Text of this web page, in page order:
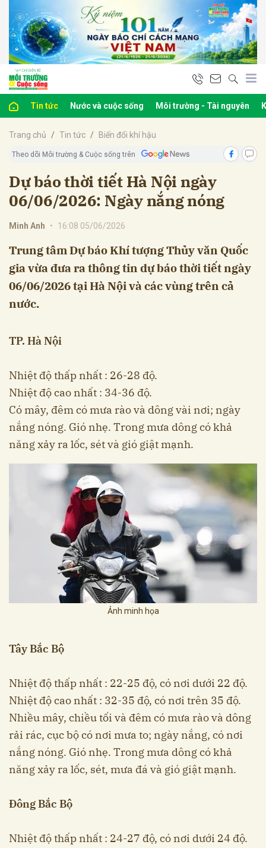
Tin tức Nước và cuộc sống Môi trường - Tài nguyên
Trang chủ Tin tức Biến đổi khí hậu
Theo dõi Môi trường & Cuộc sống trên
Dự báo thời tiết Hà Nội ngày
06/06/2026: Ngày nắng nóng
Minh Anh • 16:08 05/06/2026
Trung tâm Dự báo Khí tượng Thủy văn Quốc
gia vừa đưa ra thông tin dự báo thời tiết ngày
06/06/2026 tại Hà Nội và các vùng trên cả
nước.
TP. Hà Nội
Nhiệt độ thấp nhất : 26-28 độ.
Nhiệt độ cao nhất : 34-36 độ.
Có mây, đêm có mưa rào và dông vài nơi; ngày
nắng nóng. Gió nhẹ. Trong mưa dông có khả
năng xảy ra lốc, sét và gió giật mạnh.
Ảnh minh họa
Tây Bắc Bộ
Nhiệt độ thấp nhất : 22-25 độ, có nơi dưới 22 độ.
Nhiệt độ cao nhất : 32-35 độ, có nơi trên 35 độ.
Nhiều mây, chiều tối và đêm có mưa rào và dông
rải rác, cục bộ có nơi mưa to; ngày nắng, có nơi
nắng nóng. Gió nhẹ. Trong mưa dông có khả
năng xảy ra lốc, sét, mưa đá và gió giật mạnh.
Đông Bắc Bộ
Nhiệt độ thấp nhất : 24-27 độ, có nơi dưới 24 độ.
luận
Hủy